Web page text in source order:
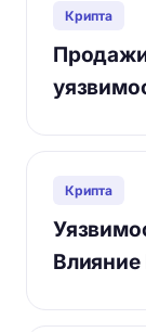
Крипта
Крипта